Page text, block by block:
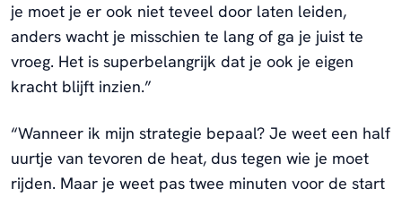
je moet je er ook niet teveel door laten leiden,
anders wacht je misschien te lang of ga je juist te
vroeg. Het is superbelangrijk dat je ook je eigen
kracht blijft inzien.”
“Wanneer ik mijn strategie bepaal? Je weet een half
uurtje van tevoren de heat, dus tegen wie je moet
rijden. Maar je weet pas twee minuten voor de start